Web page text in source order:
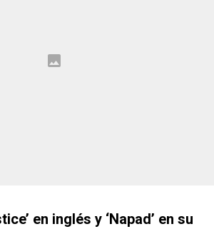
en inglés y ‘Napad’ en su